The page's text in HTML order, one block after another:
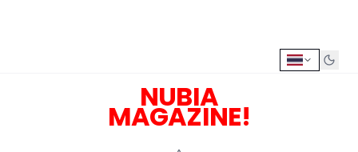
NUBIA
MAGAZINE!